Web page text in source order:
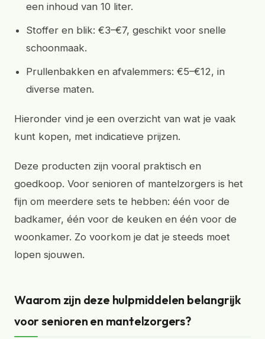
een inhoud van 10 liter.
Stoffer en blik: €3–€7, geschikt voor snelle
schoonmaak.
Prullenbakken en afvalemmers: €5–€12, in
diverse maten.
Hieronder vind je een overzicht van wat je vaak
kunt kopen, met indicatieve prijzen.
Deze producten zijn vooral praktisch en
goedkoop. Voor senioren of mantelzorgers is het
fijn om meerdere sets te hebben: één voor de
badkamer, één voor de keuken en één voor de
woonkamer. Zo voorkom je dat je steeds moet
lopen sjouwen.
Waarom zijn deze hulpmiddelen belangrijk
voor senioren en mantelzorgers?